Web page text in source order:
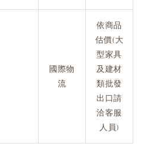
國際物
流
依商品
估價(大
型家具
及建材
類批發
出口請
洽客服
人員)